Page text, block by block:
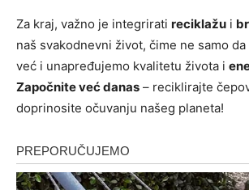
Za kraj, važno je integrirati reciklažu i
naš svakodnevni život, čime ne samo
već i unapređujemo kvalitetu života i
Započnite već danas – reciklirajte
doprinosite očuvanju našeg planeta!